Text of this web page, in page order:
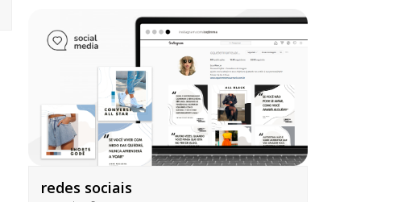
redes sociais